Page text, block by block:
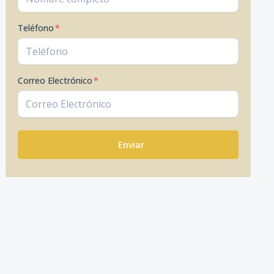
Teléfono*
Correo Electrónico*
Enviar